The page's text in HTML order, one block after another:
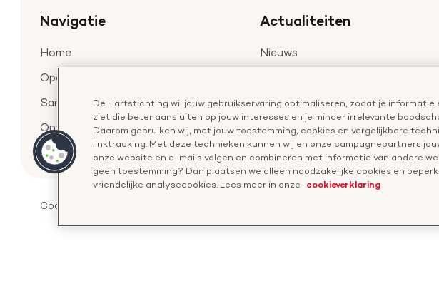
Navigatie
Home
Openstaande calls
Samenwerking en financiering
Onze missie
Actualiteiten
Nieuws
Cookies
De Hartstichting wil jouw gebruikservaring optimaliseren, zodat je informatie
ziet die beter aansluiten op jouw interesses en je minder irrelevante
Daarom gebruiken wij, met jouw toestemming, cookies en vergelijkbare
linktracking. Met deze technieken kunnen wij en onze campagnepartners
onze website en e-mails volgen en combineren met informatie van andere
geen toestemming? Dan plaatsen we alleen noodzakelijke cookies en
vriendelijke analysecookies. Lees meer in onze
cookieverklaring